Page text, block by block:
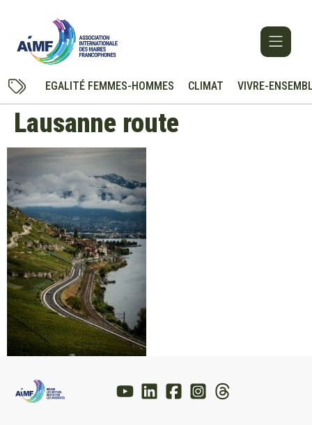
EGALITÉ FEMMES-HOMMES CLIMAT VIVRE-
Lausanne route